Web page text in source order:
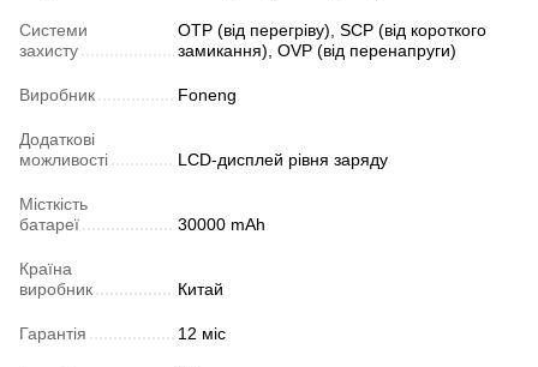
Системи
захисту
OTP (від перегріву), SCP (від короткого
замикання), OVP (від перенапруги)
Виробник Foneng
Додаткові
можливості
LCD-дисплей рівня заряду
Місткість
батареї
30000 mAh
Країна
виробник
Китай
Гарантія 12 міс